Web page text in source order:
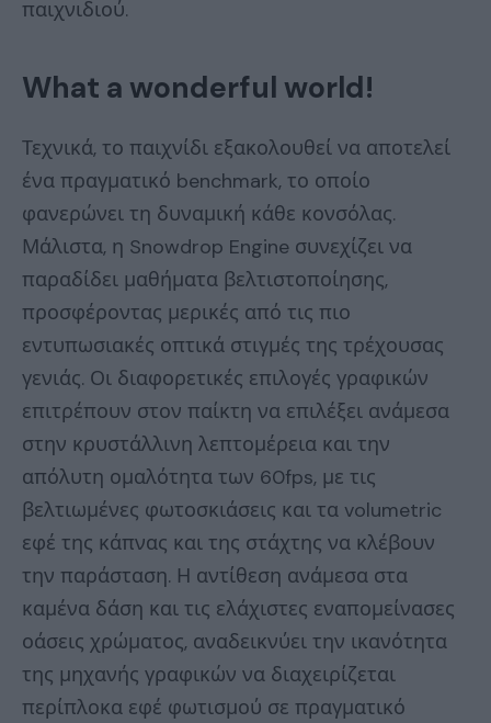
παιχνιδιού.
What a wonderful world!
Τεχνικά, το παιχνίδι εξακολουθεί να αποτελεί
ένα πραγματικό benchmark, το οποίο
φανερώνει τη δυναμική κάθε κονσόλας.
Μάλιστα, η Snowdrop Engine συνεχίζει να
παραδίδει μαθήματα βελτιστοποίησης,
προσφέροντας μερικές από τις πιο
εντυπωσιακές οπτικά στιγμές της τρέχουσας
γενιάς. Οι διαφορετικές επιλογές γραφικών
επιτρέπουν στον παίκτη να επιλέξει ανάμεσα
στην κρυστάλλινη λεπτομέρεια και την
απόλυτη ομαλότητα των 60fps, με τις
βελτιωμένες φωτοσκιάσεις και τα volumetric
εφέ της κάπνας και της στάχτης να κλέβουν
την παράσταση. Η αντίθεση ανάμεσα στα
καμένα δάση και τις ελάχιστες εναπομείνασες
οάσεις χρώματος, αναδεικνύει την ικανότητα
της μηχανής γραφικών να διαχειρίζεται
περίπλοκα εφέ φωτισμού σε πραγματικό